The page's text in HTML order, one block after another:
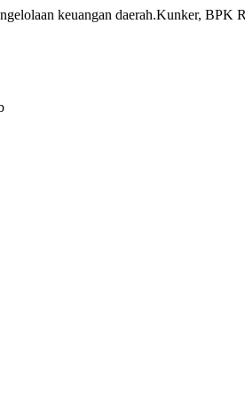
keuangan daerah.Kunker, BPK